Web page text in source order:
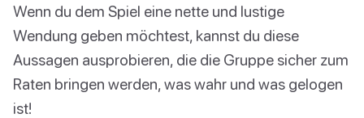
Wenn du dem Spiel eine nette und lustige
Wendung geben möchtest, kannst du diese
Aussagen ausprobieren, die die Gruppe sicher zum
Raten bringen werden, was wahr und was gelogen
ist!